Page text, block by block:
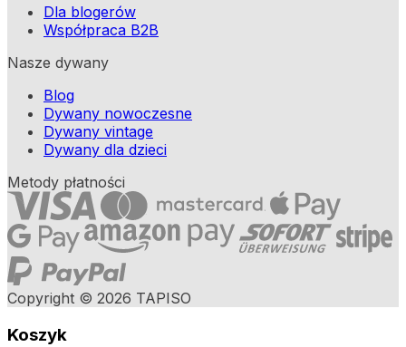
Dla blogerów
Współpraca B2B
Nasze dywany
Blog
Dywany nowoczesne
Dywany vintage
Dywany dla dzieci
Metody płatności
Copyright © 2026 TAPISO
Koszyk